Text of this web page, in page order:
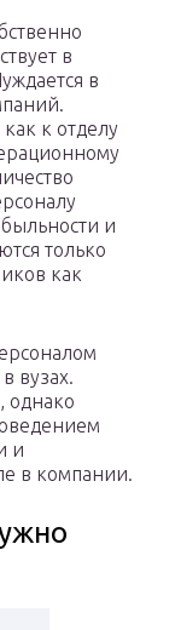
в
в
к отделу
и
только
как
вузах.
однако
и
в компании.